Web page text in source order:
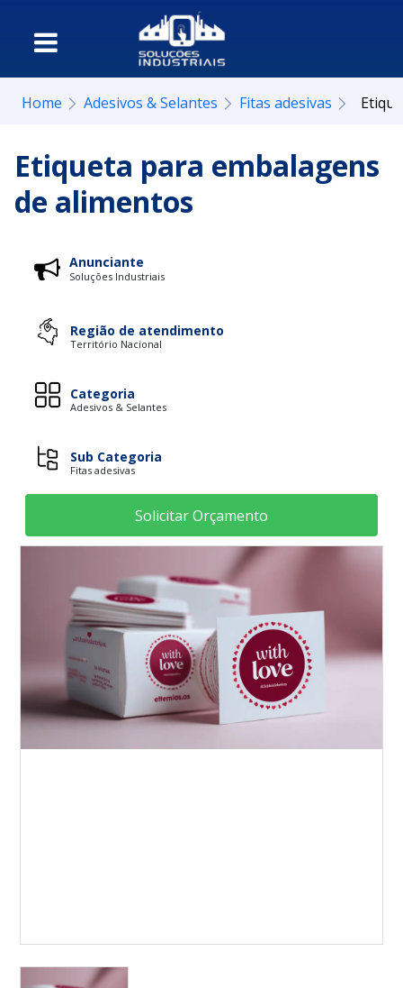
Home Adesivos & Selantes Fitas adesivas
Etiqueta para embalagens
de alimentos
Anunciante
Soluções Industriais
Região de atendimento
Território Nacional
Categoria
Adesivos & Selantes
Sub Categoria
Fitas adesivas
Solicitar Orçamento